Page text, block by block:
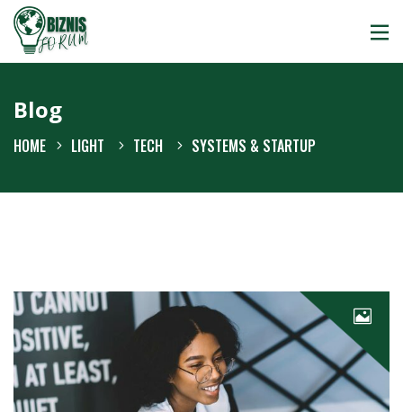
Blog
HOME LIGHT TECH SYSTEMS & STARTUP